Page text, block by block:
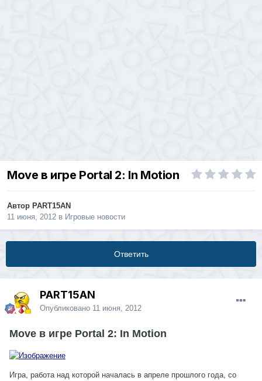
Move в игре Portal 2: In Motion
Автор PART15AN
11 июня, 2012 в Игровые новости
Ответить
PART15AN
Опубликовано 11 июня, 2012
Move в игре Portal 2: In Motion
Игра, работа над которой началась в апреле прошлого года, со